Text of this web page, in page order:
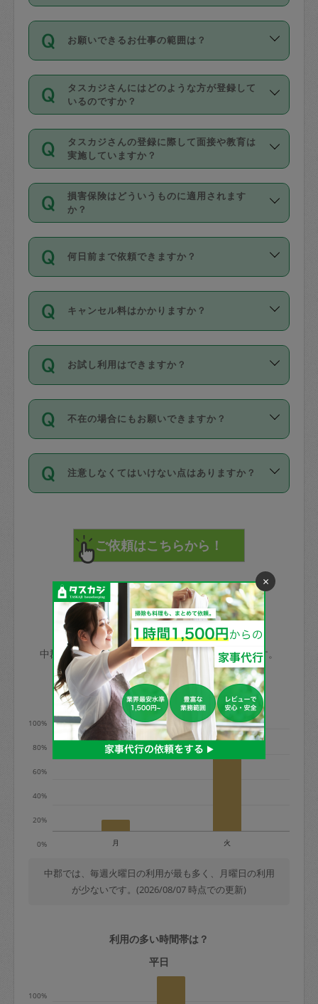
リカ、au WALLETなど）は支払にはご利
銀行振込や現金払いも対応していませ
なお、タスカジさんの交通費も、依頼料
金のご請求と合わせてお支払いとなりま
動計算で表示されます。
りに、一定数を超えたキャンセルは有償
（例：毎週定期の場合は３回以上のキャ
ンセルが有償（1200円、隔週定期の場合
は２回以上のキャンセルが有償（1200
ます。交通費の金額は「依頼の詳細」に
時間帯は3種類あります。いずれも１回あ
たり３時間です。
・ＡＭ ９時～１２時
・ＰＭ １３時～１６時
・夜 １８時～２１時
開始時間を２時間前後変更することが可
能です。依頼送信後、個別にタスカジさ
んにメッセージを送り調整してくださ
い。ただし、２時間を越えての調整はで
時間も被らない場合、損害保険の対象外
お願いできるお仕事の範囲は？
掃除、整理収納、洗濯、買い物、料理、
作り置きです。タスカジさんによってで
きる仕事の範囲が異なりますので、依頼
する前にタスカジさんのプロフィールで
確認してください。
基本的に、高所での作業や危険作業、屋
外での作業は対象外です。
タスカジさんにはどのような方が登録して
いるのですか？
主婦として長年の家事経験をお持ちの
方、栄養士・調理師といった資格者で保
育園や学校の給食やレストランで料理関
係の専門職に従事されていた方、日本で
すでにハウスキーパーや英語の先生とし
てお仕事をしているフィリピン出身の
社員など様々なバックグラウンドの方が
登録しています。
日本語も話せる方など様々です。
ールに記載していますので、各自の得意
を依頼してください。
タスカジさんの登録に際して面接や教育は
実施していますか？
応募の際に、各自事務局との面接と説明
を行っています。その後、身分証明書の
写真提出をしていただいています。外国
確認しています。タスカジさんトレーニ
ング動画を使ったセルフトレーニングの
現場トライアルを受け、合格したタスカ
ジさんが活動されています。
※テストセンターの講評は１件目のレビュ
参考
【詳細】タスカジさんの登録に際
損害保険はどういうものに適用されます
か？
依頼者とタスカジさんとの間でタスカジ
を通して成立した作業時間内での作業に
適用されます。作業範囲は、掃除、洗
です。作業中に物を壊したり、人にけが
をさせたりした場合が対象で、補償金額
す。
写真を撮り、
詳細FAQ：
損害賠償保険について教えて
何日前まで依頼できますか？
ご依頼は、現在を起点に3日後（72時間
以降）の日時から受付可能となっていま
す。
タスカジさんへ「募集」をかけることが
可能です。
キャンセル料はかかりますか？
キャンセル料には、以下の2種類がありま
す。
1. 直前キャンセル（定期、スポット契約
共通）
72時間を超える※と、以下のキャンセル
料が発生します。
直前キャンセル料：
72時間前〜24時間前＝依頼料金の50%
1時間前〜実施時間＝依頼金額の100%＋
交通費全額
依頼者不在による当日キャンセル＝依頼
金額の100%＋交通費全額
※例：依頼日時／土曜日午前9時開始の場
合、水曜日午前9時以降はキャンセル料が
発生
水曜日9時〜金曜日9時まで＝依頼料金の
50%
＋交通費全額
依頼者不在による当日キャンセル＝依頼
金額の100%＋交通費全額
定期契約をキャンセルする場合、毎週定
期は月2回まで隔週定期は月1回までキャ
ンセル料は発生しません。それ以上はキ
お試し利用はできますか？
「お試し利用」というメニューはありま
せんが、「一回のみ」依頼を活用するこ
とによって、気に入ったタスカジさんを
まず、条件の合う気になるタスカジさ
みてください。
その後、一番気に入ったタスカジさんに
「定期（毎週・隔週）」依頼をしてくだ
さい。
不在の場合にもお願いできますか？
不在の場合の作業はタスカジさんの同意
が必要です。数回の依頼ののち、タスカ
ジさんと依頼者の間で十分な信頼関係が
てください。
不在時に部屋に入るためにタスカジさん
ジさんが紛失した鍵によって二次的な損
害（たとえば、第三者の侵入など）が起
きた場合は損害保険の対象外となるので
ご注意ください。
注意しなくてはいけない点はありますか？
で、必ず鍵のかかるロッカーや金庫に入
れて依頼者の責任の元管理するよう心掛
けてください。
※パスポート、クレジットカード、銀行カ
ード、5千円以上のアクセサリー、500円
玉、など
あわせてこちらも参照ください ：初めて
利用します。注意しなくてはいけない点
はありますか？
中郡の家事代行ご利用状況
中郡のタスカジの利用データを元に掲載しています。
利用の多い曜日は？
0%
20%
40%
60%
80%
100%
月 火
中郡では、毎週火曜日の利用が最も多く、月曜日の利用
が少ないです。(2026/08/07 時点での更新)
利用の多い時間帯は？
平日
100%
×